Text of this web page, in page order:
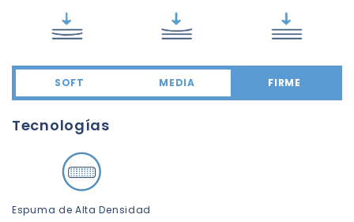
SOFT MEDIA FIRME
Tecnologías
Espuma de Alta Densidad